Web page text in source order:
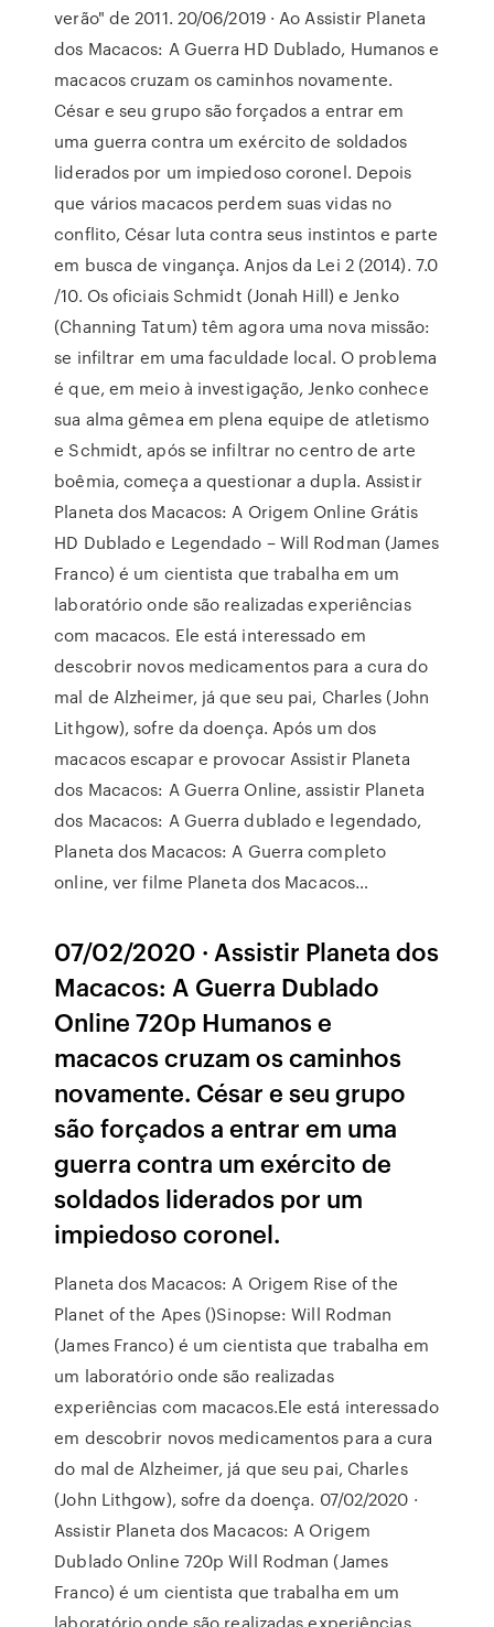
verão" de 2011. 20/06/2019 · Ao Assistir Planeta
dos Macacos: A Guerra HD Dublado, Humanos e
macacos cruzam os caminhos novamente.
César e seu grupo são forçados a entrar em
uma guerra contra um exército de soldados
liderados por um impiedoso coronel. Depois
que vários macacos perdem suas vidas no
conflito, César luta contra seus instintos e parte
em busca de vingança. Anjos da Lei 2 (2014). 7.0
/10. Os oficiais Schmidt (Jonah Hill) e Jenko
(Channing Tatum) têm agora uma nova missão:
se infiltrar em uma faculdade local. O problema
é que, em meio à investigação, Jenko conhece
sua alma gêmea em plena equipe de atletismo
e Schmidt, após se infiltrar no centro de arte
boêmia, começa a questionar a dupla. Assistir
Planeta dos Macacos: A Origem Online Grátis
HD Dublado e Legendado – Will Rodman (James
Franco) é um cientista que trabalha em um
laboratório onde são realizadas experiências
com macacos. Ele está interessado em
descobrir novos medicamentos para a cura do
mal de Alzheimer, já que seu pai, Charles (John
Lithgow), sofre da doença. Após um dos
macacos escapar e provocar Assistir Planeta
dos Macacos: A Guerra Online, assistir Planeta
dos Macacos: A Guerra dublado e legendado,
Planeta dos Macacos: A Guerra completo
online, ver filme Planeta dos Macacos…
07/02/2020 · Assistir Planeta dos
Macacos: A Guerra Dublado
Online 720p Humanos e
macacos cruzam os caminhos
novamente. César e seu grupo
são forçados a entrar em uma
guerra contra um exército de
soldados liderados por um
impiedoso coronel.
Planeta dos Macacos: A Origem Rise of the
Planet of the Apes ()Sinopse: Will Rodman
(James Franco) é um cientista que trabalha em
um laboratório onde são realizadas
experiências com macacos.Ele está interessado
em descobrir novos medicamentos para a cura
do mal de Alzheimer, já que seu pai, Charles
(John Lithgow), sofre da doença. 07/02/2020 ·
Assistir Planeta dos Macacos: A Origem
Dublado Online 720p Will Rodman (James
Franco) é um cientista que trabalha em um
laboratório onde são realizadas experiências